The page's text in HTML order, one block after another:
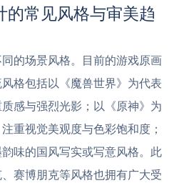
的常见风格与审美趋
的场景风格。目前的游戏原画
格包括以《魔兽世界》为代表
感与强烈光影；以《原神》为
重视觉美观度与色彩饱和度；
味的国风写实或写意风格。此
赛博朋克等风格也拥有广大受